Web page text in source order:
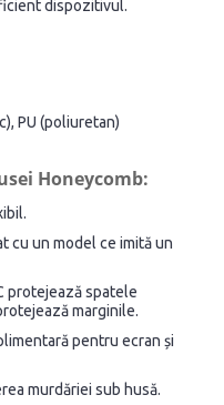
dispozitivul.
PU (poliuretan)
Honeycomb:
cu un model ce imită un
protejează spatele
marginile.
pentru ecran și
murdăriei sub husă.